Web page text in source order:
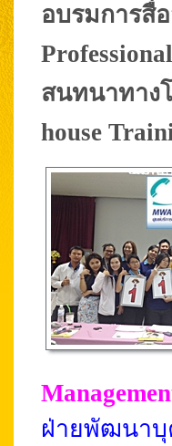
อบรมการสื่
สนทนาทาง
house
ฝ่ายพัฒนาบุ